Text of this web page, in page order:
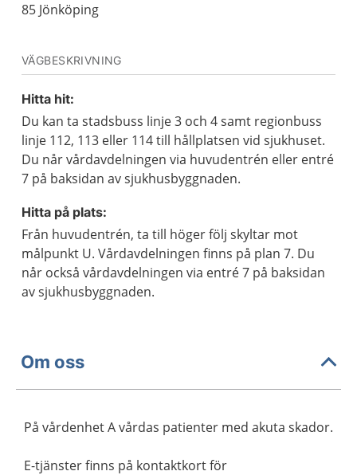
85 Jönköping
VÄGBESKRIVNING
Hitta hit:
Du kan ta stadsbuss linje 3 och 4 samt regionbuss
linje 112, 113 eller 114 till hållplatsen vid sjukhuset.
Du når vårdavdelningen via huvudentrén eller entré
7 på baksidan av sjukhusbyggnaden.
Hitta på plats:
Från huvudentrén, ta till höger följ skyltar mot
målpunkt U. Vårdavdelningen finns på plan 7. Du
når också vårdavdelningen via entré 7 på baksidan
av sjukhusbyggnaden.
Om oss
På vårdenhet A vårdas patienter med akuta skador.
E-tjänster finns på kontaktkort för